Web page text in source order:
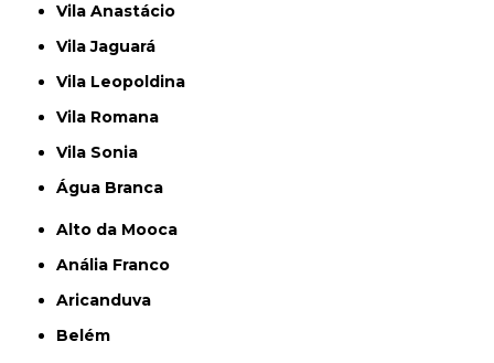
Vila Anastácio
Vila Jaguará
Vila Leopoldina
Vila Romana
Vila Sonia
Água Branca
Alto da Mooca
Anália Franco
Aricanduva
Belém